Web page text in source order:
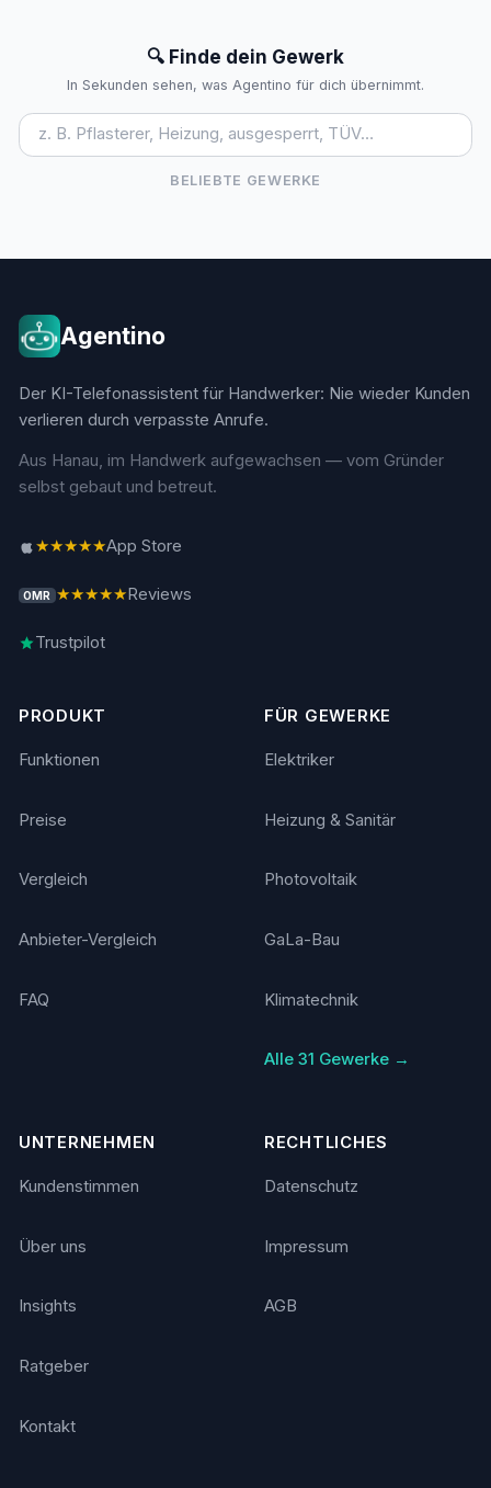
🔍 Finde dein Gewerk
In Sekunden sehen, was Agentino für dich übernimmt.
BELIEBTE GEWERKE
Agentino
Der KI-Telefonassistent für Handwerker: Nie wieder Kunden
verlieren durch verpasste Anrufe.
Aus Hanau, im Handwerk aufgewachsen — vom Gründer
selbst gebaut und betreut.
★★★★★App Store
OMR ★★★★★ Reviews
Trustpilot
PRODUKT
Funktionen
Preise
Vergleich
Anbieter-Vergleich
FAQ
FÜR GEWERKE
Elektriker
Heizung & Sanitär
Photovoltaik
GaLa-Bau
Klimatechnik
Alle 31 Gewerke →
UNTERNEHMEN
Kundenstimmen
Über uns
Insights
Ratgeber
Kontakt
RECHTLICHES
Datenschutz
Impressum
AGB